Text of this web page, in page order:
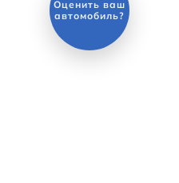
обмен
автомобиля